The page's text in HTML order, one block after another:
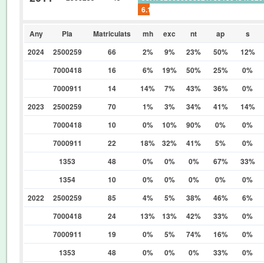
Any Pla Matriculats mh exc nt ap
s
2024
2500259 66 2% 9% 23% 50%
12%
7000418
16 6% 19% 50% 25%
0%
7000911
14 14% 7% 43% 36%
0%
2023
2500259 70 1% 3% 34% 41%
14%
7000418
10 0% 10% 90% 0%
0%
7000911
22 18% 32% 41% 5%
0%
1353
48 0% 0% 0% 67%
33%
1354
10 0% 0% 0% 0%
0%
2022
2500259 85 4% 5% 38% 46%
6%
7000418
24 13% 13% 42% 33%
0%
7000911
19 0% 5% 74% 16%
0%
1353
48 0% 0% 0% 33%
0%